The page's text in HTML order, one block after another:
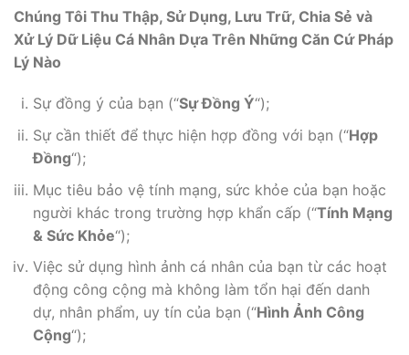
Chúng Tôi Thu Thập, Sử Dụng, Lưu Trữ, Chia Sẻ và
Xử Lý Dữ Liệu Cá Nhân Dựa Trên Những Căn Cứ Pháp
Lý Nào
Sự đồng ý của bạn (“Sự Đồng Ý“);
Sự cần thiết để thực hiện hợp đồng với bạn (“Hợp
Đồng“);
Mục tiêu bảo vệ tính mạng, sức khỏe của bạn hoặc
người khác trong trường hợp khẩn cấp (“Tính Mạng
& Sức Khỏe“);
Việc sử dụng hình ảnh cá nhân của bạn từ các hoạt
động công cộng mà không làm tổn hại đến danh
dự, nhân phẩm, uy tín của bạn (“Hình Ảnh Công
Cộng“);